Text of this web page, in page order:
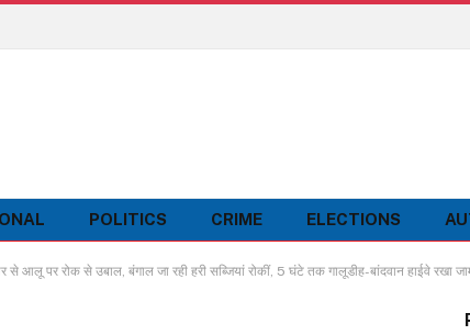
POLITICS CRIME ELECTIONS
रोक से उबाल, बंगाल जा रही हरी सब्जियां रोकीं, 5 घंटे तक गालूडीह-बांदवान हाईवे रखा